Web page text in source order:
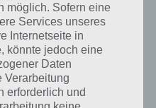
möglich. Sofern eine
Services unseres
Internetseite in
könnte jedoch eine
Daten
Verarbeitung
erforderlich und